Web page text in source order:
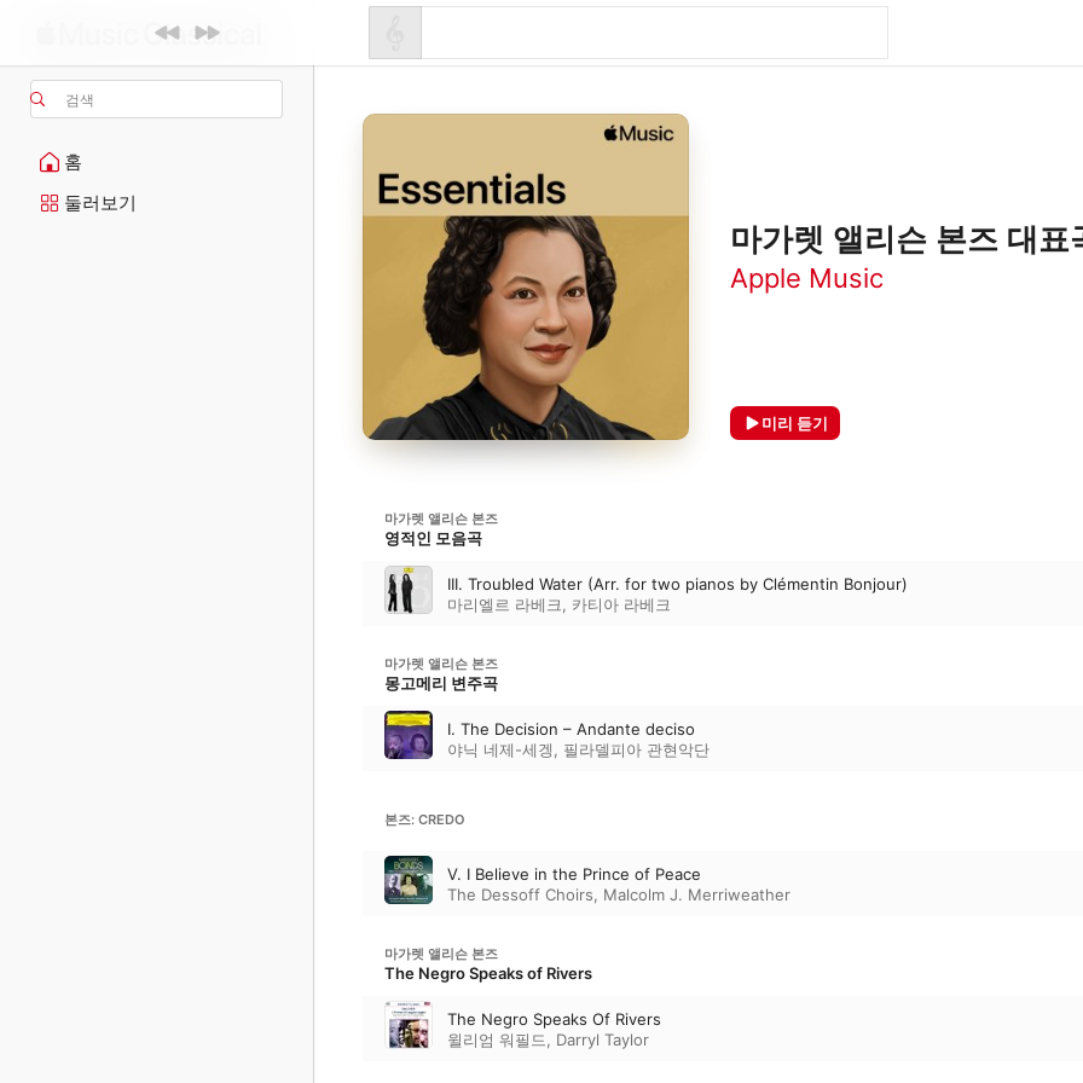
검색
홈
둘러보기
마가렛 앨리슨 본즈 대표
Apple Music
미리 듣기
마가렛 앨리슨 본즈
영적인 모음곡
III. Troubled Water (Arr. for two pianos by Clémentin Bonjour)
마리엘르 라베크 , 카티아 라베크
마가렛 앨리슨 본즈
몽고메리 변주곡
I. The Decision – Andante deciso
야닉 네제-세겡 , 필라델피아 관현악단
본즈: CREDO
V. I Believe in the Prince of Peace
The Dessoff Choirs, Malcolm J. Merriweather
마가렛 앨리슨 본즈
The Negro Speaks of Rivers
The Negro Speaks Of Rivers
윌리엄 워필드 , Darryl Taylor